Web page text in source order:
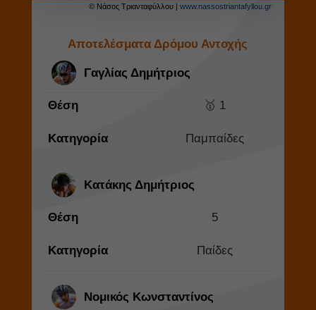
© Νάσος Τριανταφύλλου |www.nassostriantafyllou.gr
Αποτελέσματα Δρόμου Αντοχής
Γαγλίας Δημήτριος
Θέση 🥇 1
Κατηγορία Παμπαίδες
Κατάκης Δημήτριος
Θέση 5
Κατηγορία Παίδες
Νομικός Κωνσταντίνος